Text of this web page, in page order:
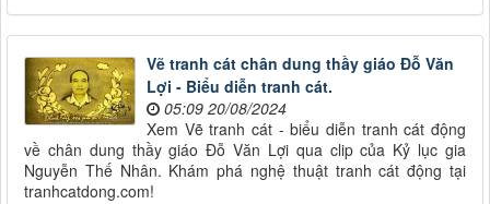
Vẽ tranh cát chân dung thầy giáo Đỗ Văn
Lợi - Biểu diễn tranh cát.
05:09 20/08/2024
Xem Vẽ tranh cát - biểu diễn tranh cát động
về chân dung thầy giáo Đỗ Văn Lợi qua clip của Kỷ lục gia
Nguyễn Thế Nhân. Khám phá nghệ thuật tranh cát động tại
tranhcatdong.com!